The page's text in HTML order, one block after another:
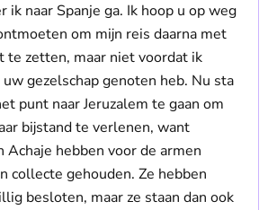
ik naar Spanje ga. Ik hoop u op weg
om mijn reis daarna met
te zetten, maar niet voordat ik
gezelschap genoten heb. Nu sta
punt naar Jeruzalem te gaan om
bijstand te verlenen, want
Achaje hebben voor de armen
collecte gehouden. Ze hebben
besloten, maar ze staan dan ook